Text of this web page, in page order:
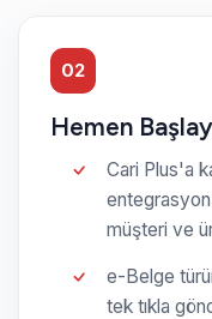
02
Hemen
Cari Plus'a
entegrasyon
müşteri ve
e-Belge
tek tıkla